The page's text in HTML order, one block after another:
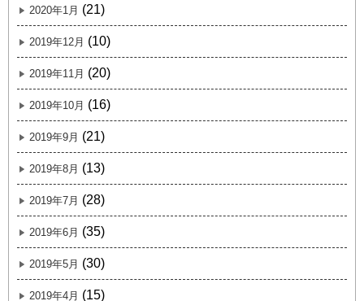
2020年1月 (21)
2019年12月 (10)
2019年11月 (20)
2019年10月 (16)
2019年9月 (21)
2019年8月 (13)
2019年7月 (28)
2019年6月 (35)
2019年5月 (30)
2019年4月 (15)